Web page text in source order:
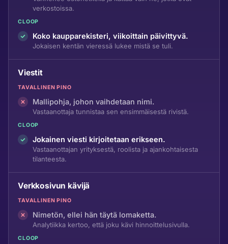
verkostoissa.
CLOOP
Koko kaupparekisteri, viikoittain päivittyvä.
Jokaisen kentän vieressä lukee mistä se tuli.
Viestit
TAVALLINEN PINO
Mallipohja, johon vaihdetaan nimi.
Vastaanottaja tunnistaa sen ensimmäisestä rivistä.
CLOOP
Jokainen viesti kirjoitetaan erikseen.
Vastaanottajan yrityksestä, roolista ja ajankohtaisesta
tilanteesta.
Verkkosivun kävijä
TAVALLINEN PINO
Nimetön, ellei hän täytä lomaketta.
Analytiikka kertoo, että joku kävi hinnoittelusivulla.
CLOOP